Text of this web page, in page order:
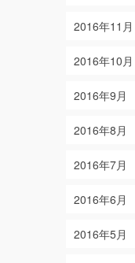
2016年11月
2016年10月
2016年9月
2016年8月
2016年7月
2016年6月
2016年5月